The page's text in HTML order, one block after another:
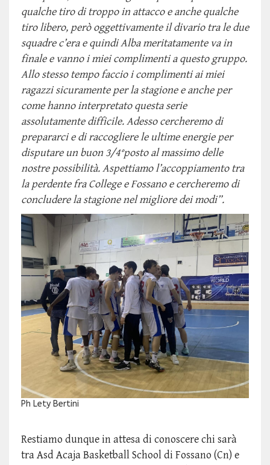
qualche tiro di troppo in attacco e anche qualche
tiro libero, però oggettivamente il divario tra le due
squadre c’era e quindi Alba meritatamente va in
finale e vanno i miei complimenti a questo gruppo.
Allo stesso tempo faccio i complimenti ai miei
ragazzi sicuramente per la stagione e anche per
come hanno interpretato questa serie
assolutamente difficile. Adesso cercheremo di
prepararci e di raccogliere le ultime energie per
disputare un buon 3/4°posto al massimo delle
nostre possibilità. Aspettiamo l’accoppiamento tra
la perdente fra College e Fossano e cercheremo di
concludere la stagione nel migliore dei modi”.
Ph Lety Bertini
Restiamo dunque in attesa di conoscere chi sarà
tra Asd Acaja Basketball School di Fossano (Cn) e